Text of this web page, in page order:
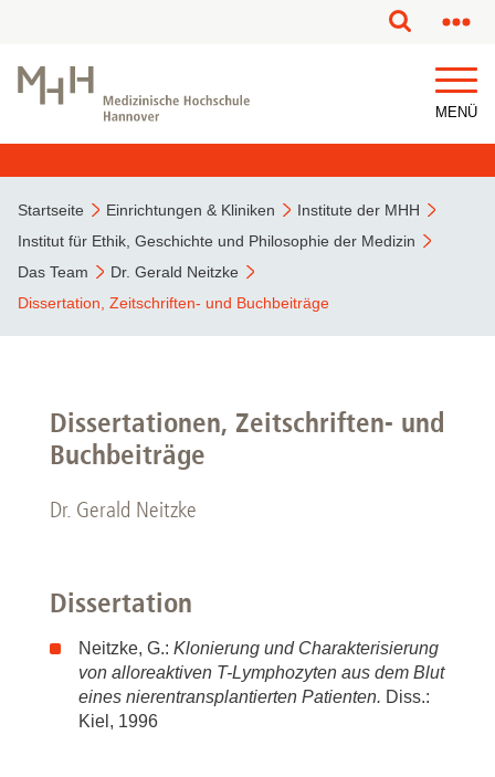
MENÜ
Startseite Einrichtungen & Kliniken
Institute der MHH
Institut für Ethik, Geschichte und Philosophie der Medizin
Das Team
Dr. Gerald Neitzke
Dissertation, Zeitschriften- und Buchbeiträge
Dissertationen, Zeitschriften- und
Buchbeiträge
Dr. Gerald Neitzke
Dissertation
Neitzke, G.: Klonierung und Charakterisierung
von alloreaktiven T-Lymphozyten aus dem Blut
eines nierentransplantierten Patienten. Diss.:
Kiel, 1996